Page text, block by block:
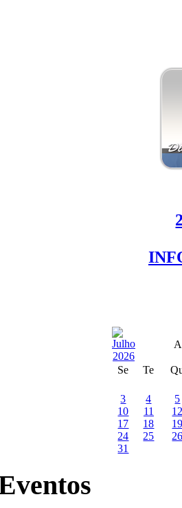
Se Te
3 4
5
10
11
17
18
24
25
31